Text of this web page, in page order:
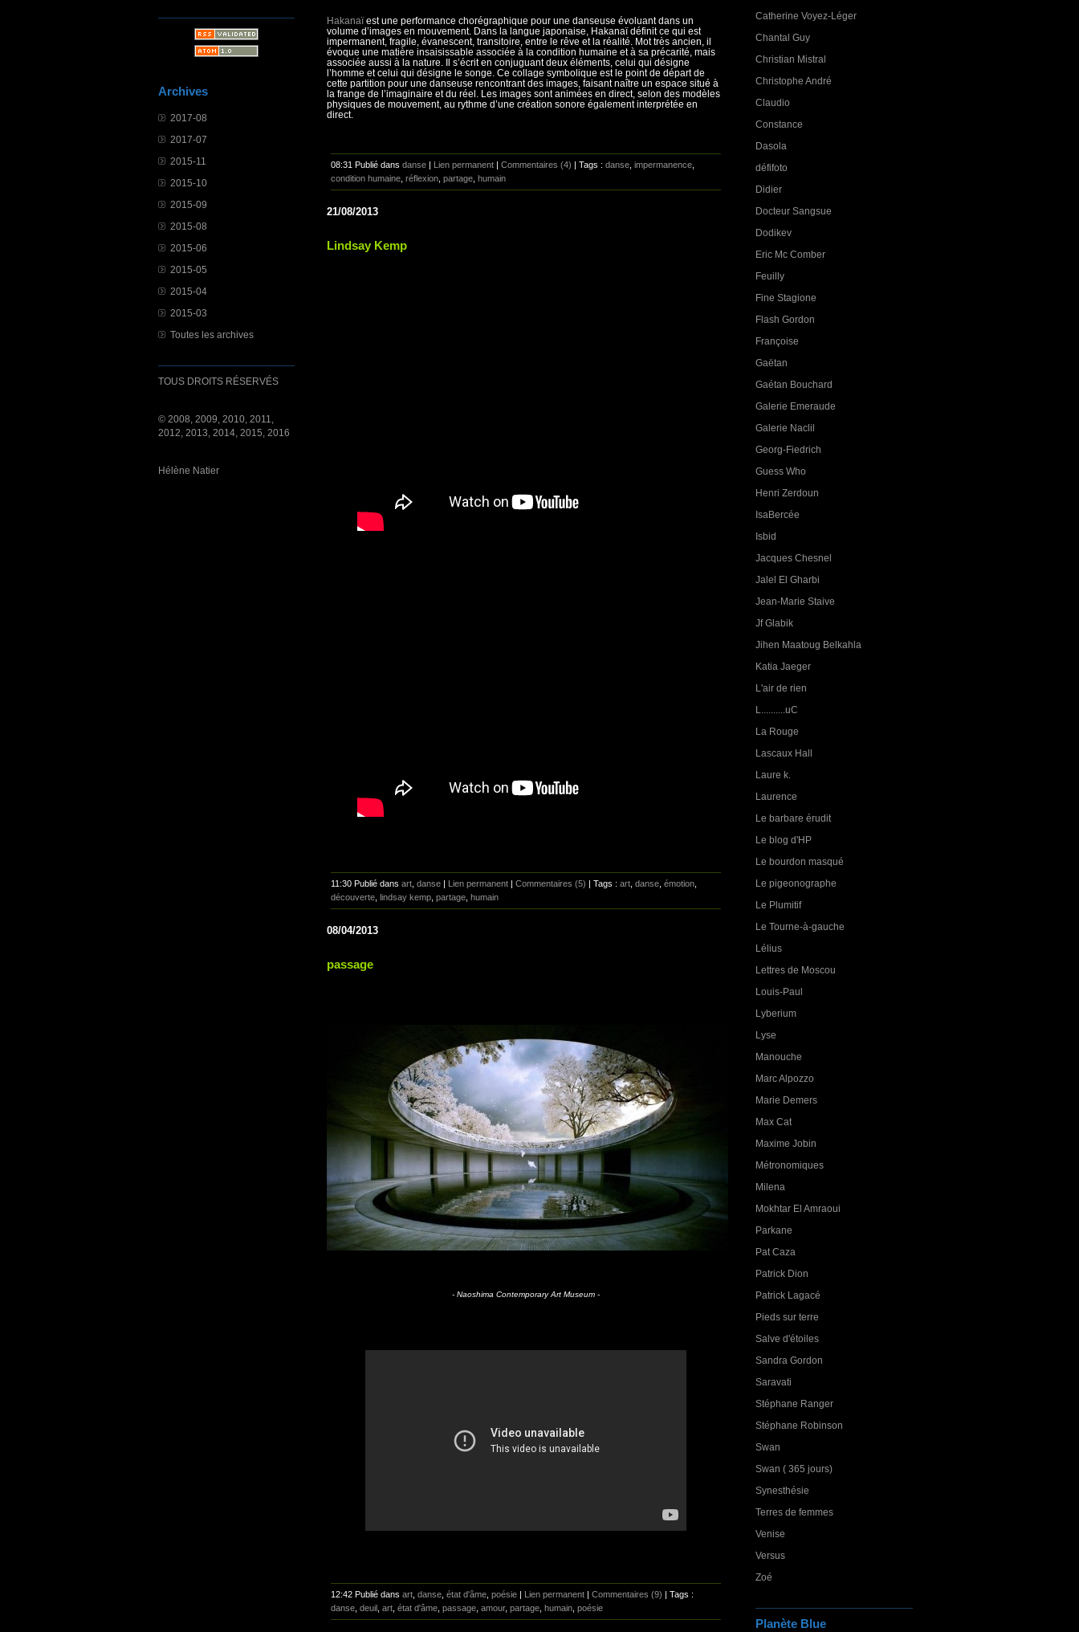
Archives
2017-08
2017-07
2015-11
2015-10
2015-09
2015-08
2015-06
2015-05
2015-04
2015-03
Toutes les archives
TOUS DROITS RÉSERVÉS
© 2008, 2009, 2010, 2011,
2012, 2013, 2014, 2015, 2016
Hélène Natier
Catherine Voyez-Léger
Chantal Guy
Christian Mistral
Christophe André
Claudio
Constance
Dasola
défifoto
Didier
Docteur Sangsue
Dodikev
Eric Mc Comber
Feuilly
Fine Stagione
Flash Gordon
Françoise
Gaëtan
Gaétan Bouchard
Galerie Emeraude
Galerie Naclil
Georg-Fiedrich
Guess Who
Henri Zerdoun
IsaBercée
Isbid
Jacques Chesnel
Jalel El Gharbi
Jean-Marie Staive
Jf Glabik
Jihen Maatoug Belkahla
Katia Jaeger
L'air de rien
L..........uC
La Rouge
Lascaux Hall
Laure k.
Laurence
Le barbare érudit
Le blog d'HP
Le bourdon masqué
Le pigeonographe
Le Plumitif
Le Tourne-à-gauche
Lélius
Lettres de Moscou
Louis-Paul
Lyberium
Lyse
Manouche
Marc Alpozzo
Marie Demers
Max Cat
Maxime Jobin
Métronomiques
Milena
Mokhtar El Amraoui
Parkane
Pat Caza
Patrick Dion
Patrick Lagacé
Pieds sur terre
Salve d'étoiles
Sandra Gordon
Saravati
Stéphane Ranger
Stéphane Robinson
Swan
Swan ( 365 jours)
Synesthésie
Terres de femmes
Venise
Versus
Zoé
Planète Blue
Hakanaïest une performance chorégraphique pour une danseuse évoluant dans un
volume d’images en mouvement. Dans la langue japonaise, Hakanaï définit ce qui est
impermanent, fragile, évanescent, transitoire, entre le rêve et la réalité. Mot très ancien, il
évoque une matière insaisissable associée à la condition humaine et à sa précarité, mais
associée aussi à la nature. Il s’écrit en conjuguant deux éléments, celui qui désigne
l’homme et celui qui désigne le songe. Ce collage symbolique est le point de départ de
cette partition pour une danseuse rencontrant des images, faisant naître un espace situé à
la frange de l’imaginaire et du réel. Les images sont animées en direct, selon des modèles
physiques de mouvement, au rythme d’une création sonore également interprétée en
direct.
08:31 Publié dans danse | Lien permanent | Commentaires (4) | Tags : danse impermanence
condition humaine réflexion partage humain
21/08/2013
Lindsay Kemp
11:30 Publié dans art danse | Lien permanent | Commentaires (5) | Tags : art danse émotion
découverte lindsay kemp partage humain
08/04/2013
passage
- Naoshima Contemporary Art Museum -
12:42 Publié dans art, danse, état d'âme, poésie Lien permanent Commentaires (9) | Tags :
danse, deuil , art, état d'âme, passage, amour, partage, humain, poésie